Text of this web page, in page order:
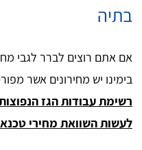
בתיה
אם אתם רוצים לברר לגבי
בימינו יש מחירונים אשר
רשימת עבודות הגז
לעשות השוואת מחירי